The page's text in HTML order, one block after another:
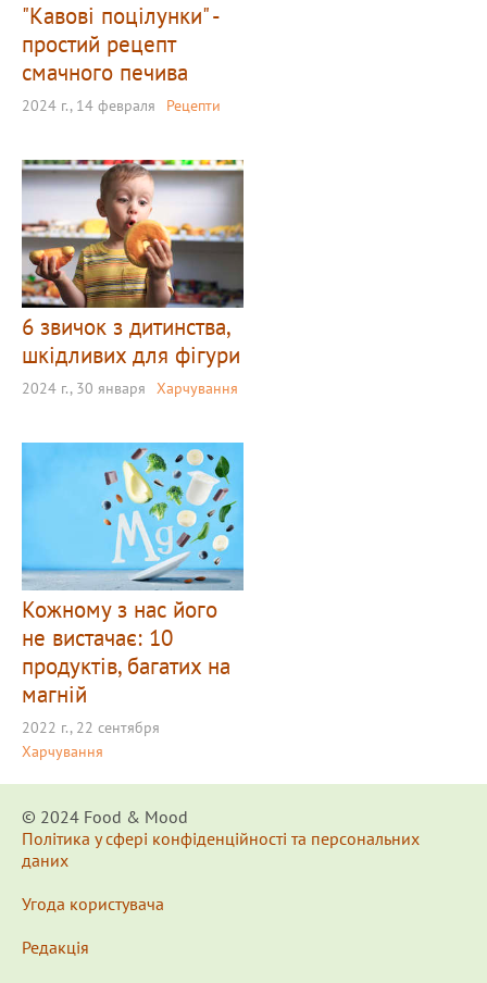
"Кавові поцілунки" -
простий рецепт
смачного печива
2024 г., 14 февраля Рецепти
6 звичок з дитинства,
шкідливих для фігури
2024 г., 30 января Харчування
Кожному з нас його
не вистачає: 10
продуктів, багатих на
магній
2022 г., 22 сентября
Харчування
© 2024 Food & Мood
Політика у сфері конфіденційності та персональних
даних
Угода користувача
Редакція